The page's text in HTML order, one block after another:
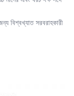
বিশ্বখ্যাত সরবরাহকারী